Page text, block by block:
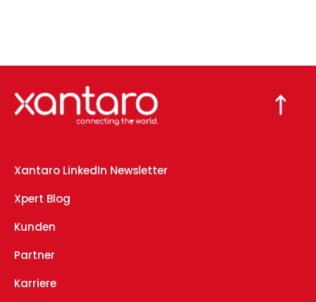
Xantaro LinkedIn Newsletter
Xpert Blog
Kunden
Partner
Karriere